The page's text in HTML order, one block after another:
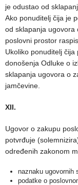
je odustao od
Ako ponuditelj čija je
od sklapanja ugovora
poslovni prostor
Ukoliko ponuditelj
donošenja Odluke o
sklapanja ugovora o
jamčevine.
XII.
Ugovor o zakupu
potvrđuje
određenih zakonom
naznaku ugovornih
podatke o